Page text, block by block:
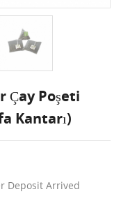
Poşeti
Kantarı)
Deposit Arrived